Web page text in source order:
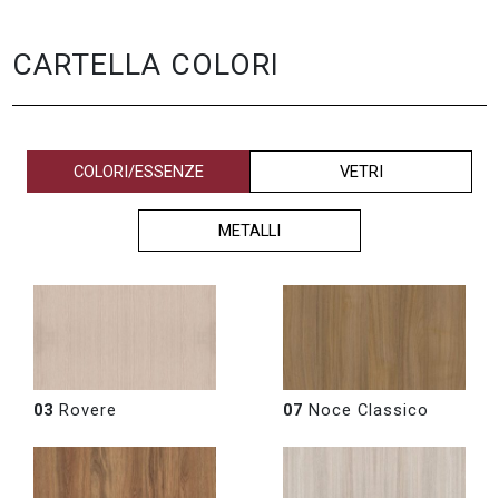
CARTELLA COLORI
COLORI/ESSENZE VETRI
METALLI
03 Rovere 07 Noce Classico